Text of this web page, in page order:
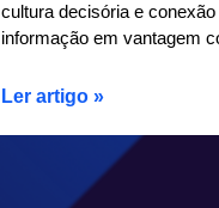
cultura decisória e
informação em vantagem
Ler artigo »